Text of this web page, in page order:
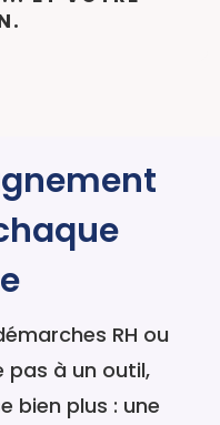
RH ou
pas à un outil,
bien plus : une